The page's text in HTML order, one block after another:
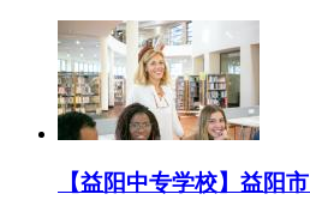
【益阳中专学校】益阳